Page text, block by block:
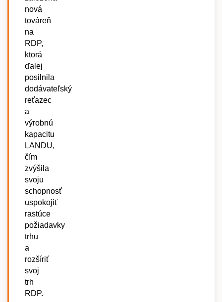
nová
továreň
na
RDP,
ktorá
ďalej
posilnila
dodávateľský
reťazec
a
výrobnú
kapacitu
LANDU,
čím
zvýšila
svoju
schopnosť
uspokojiť
rastúce
požiadavky
trhu
a
rozšíriť
svoj
trh
RDP.